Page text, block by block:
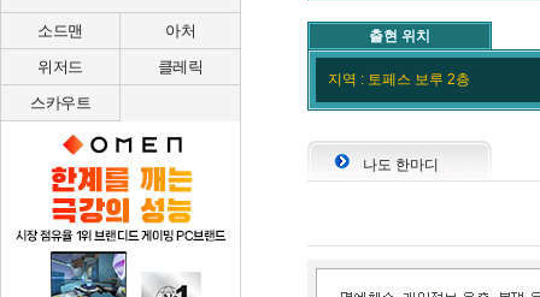
소드맨
아처
위저드
클레릭
스카우트
출현 위치
지역 : 토페스 보루 2층
나도 한마디